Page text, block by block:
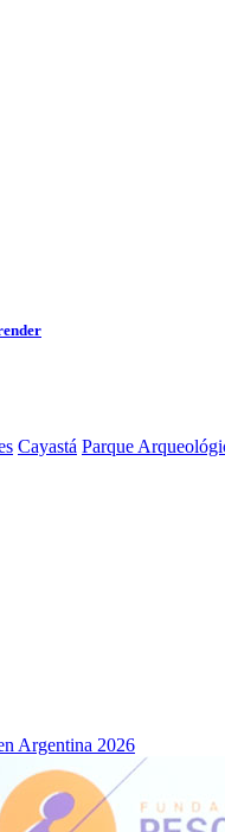
Cayastá Parque
Argentina 2026